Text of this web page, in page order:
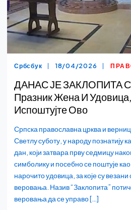
Србсбук 18/04/2026
ДАНАС ЈЕ ЗАКЛОПИТА
Празник Жена И
Испоштујте Ово
Српска православна црква и
Светлу суботу, у народу познатију
дан, који затвара прву седмицу
симболику и посебно се поштује
нарочито удовица, за које су
веровања. Назив “Заклопита”
веровања да се управо […]